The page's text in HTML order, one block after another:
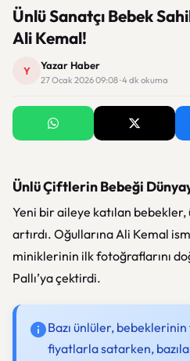
Ünlü Sanatçı Bebek
Ali Kemal!
Y Yazar Haber
27 Ocak 2026 09:08 · 4 dk okuma
Ünlü Çiftlerin Bebeği
Yeni bir aileye katılan
artırdı. Oğullarına Ali Kemal
miniklerinin ilk fotoğraflarını
Pallı’ya çektirdi.
Bazı ünlüler,
fiyatlarla satarken,